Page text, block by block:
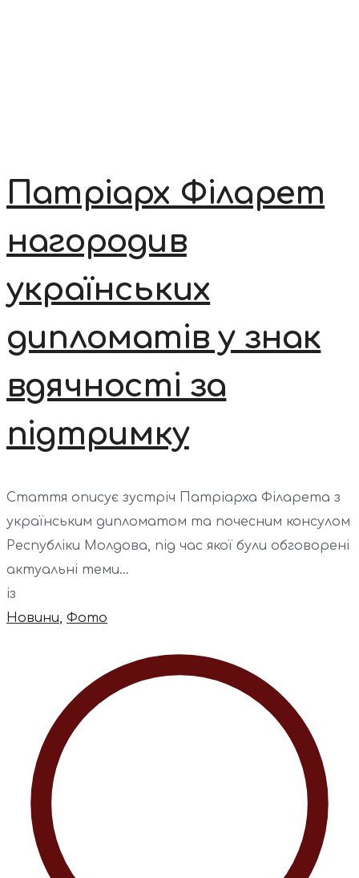
Патріарх Філарет
нагородив
українських
дипломатів у знак
вдячності за
підтримку
Стаття описує зустріч Патріарха Філарета з
українським дипломатом та почесним консулом
Республіки Молдова, під час якої були обговорені
актуальні теми...
із
Новини, Фото